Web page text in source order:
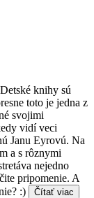
knihy sú
toto je jedna z
svojimi
vidí veci
Janu Eyrovú. Na
a s rôznymi
nejedno
pripomenie. A
:)
Čítať viac